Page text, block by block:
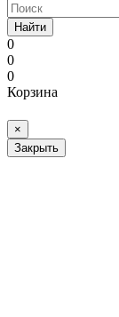
Найти
0
0
0
Корзина
×
Закрыть